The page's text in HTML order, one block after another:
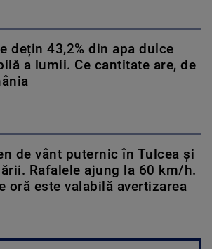
dețin 43,2% din apa dulce
a lumii. Ce cantitate are, de
de vânt puternic în Tulcea și
Rafalele ajung la 60 km/h.
oră este valabilă avertizarea